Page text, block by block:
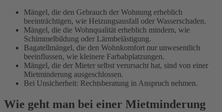
Mängel, die den Gebrauch der Wohnung erheblich
beeinträchtigen, wie Heizungsausfall oder Wasserschaden.
Mängel, die die Wohnqualität erheblich mindern, wie
Schimmelbildung oder Lärmbelästigung.
Bagatellmängel, die den Wohnkomfort nur unwesentlich
beeinflussen, wie kleinere Farbabplatzungen.
Mängel, die der Mieter selbst verursacht hat, sind von einer
Mietminderung ausgeschlossen.
Bei Unsicherheit: Rechtsberatung in Anspruch nehmen.
Wie geht man bei einer Mietminderung